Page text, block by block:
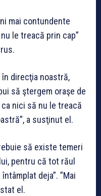
mai contundente
le treacă prin cap”
direcţia noastră,
să ştergem oraşe de
nici să nu le treacă
a susţinut el.
să existe temeri
pentru că tot răul
deja”. ”Mai
el.